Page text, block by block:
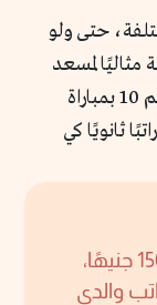
حتى ولو
لمسعد
نور نجم المدينة الذي منحه قميصه والرقم 10 بمباراة
ثانويًا كي
كان 150 جنيهًا،
والدي